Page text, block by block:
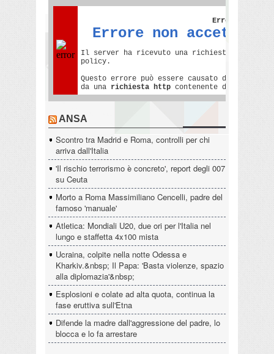
ANSA
Scontro tra Madrid e Roma, controlli per chi
arriva dall'Italia
'Il rischio terrorismo è concreto', report degli 007
su Ceuta
Morto a Roma Massimiliano Cencelli, padre del
famoso 'manuale'
Atletica: Mondiali U20, due ori per l'Italia nel
lungo e staffetta 4x100 mista
Ucraina, colpite nella notte Odessa e
Kharkiv.&nbsp; Il Papa: 'Basta violenze, spazio
alla diplomazia'&nbsp;
Esplosioni e colate ad alta quota, continua la
fase eruttiva sull'Etna
Difende la madre dall'aggressione del padre, lo
blocca e lo fa arrestare